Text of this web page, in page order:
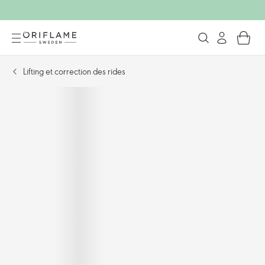
Lifting et correction des rides